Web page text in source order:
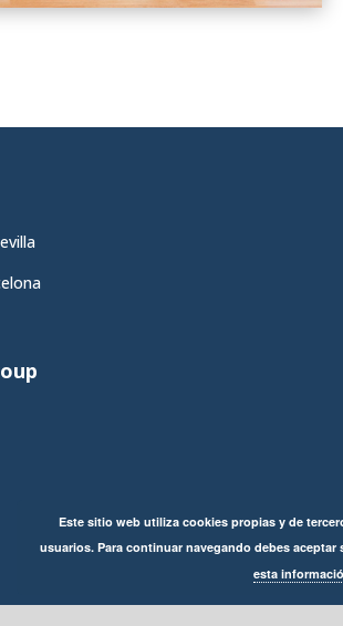
Este sitio web utiliza cookies propias y de
usuarios. Para continuar navegando debes
esta